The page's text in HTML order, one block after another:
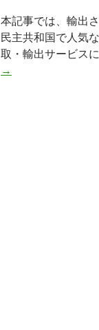
本記事では、輸出
民主共和国で人気
取・輸出サービス
→